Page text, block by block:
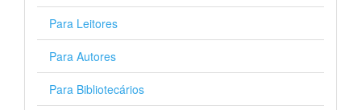
Para Leitores
Para Autores
Para Bibliotecários